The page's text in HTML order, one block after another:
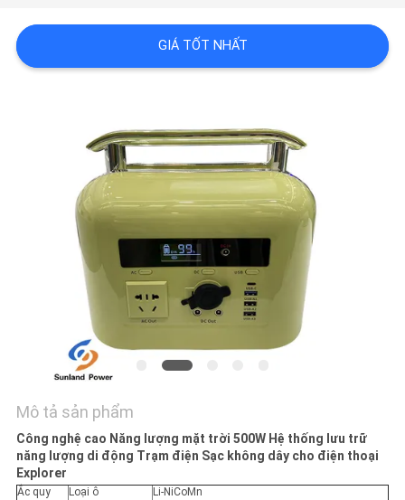
LIÊN
HỆ
TRƯỜNG
CẦU
BÁO
GIÁ
GIÁ TỐT NHẤT
Mô tả sản phẩm
Công nghệ cao Năng lượng mặt trời 500W Hệ thống lưu trữ
năng lượng di động Trạm điện Sạc không dây cho điện thoại
Explorer
Ắc quy Loại ô
Li-NiCoMn